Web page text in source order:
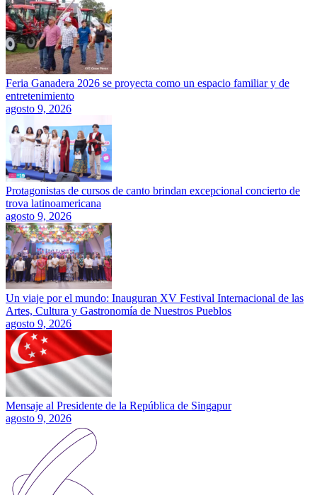
Feria Ganadera 2026 se proyecta como un espacio familiar y de
entretenimiento
agosto 9, 2026
Protagonistas de cursos de canto brindan excepcional concierto de
trova latinoamericana
agosto 9, 2026
Un viaje por el mundo: Inauguran XV Festival Internacional de las
Artes, Cultura y Gastronomía de Nuestros Pueblos
agosto 9, 2026
Mensaje al Presidente de la República de Singapur
agosto 9, 2026